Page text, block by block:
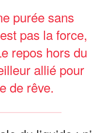
purée sans
pas la force,
repos hors du
allié pour
de rêve.